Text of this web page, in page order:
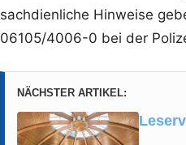
sachdienliche Hinweise
06105/4006-0 bei der
NÄCHSTER ARTIKEL: